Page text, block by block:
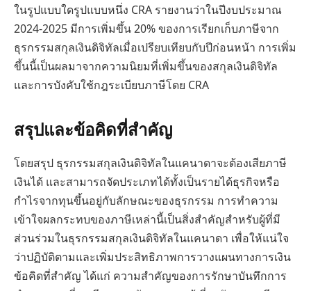
ในรูปแบบใดรูปแบบหนึ่ง CRA รายงานว่าในปีงบประมาณ
2024-2025 มีการเพิ่มขึ้น 20% ของการเรียกเก็บภาษีจาก
ธุรกรรมสกุลเงินดิจิทัลเมื่อเปรียบเทียบกับปีก่อนหน้า การเพิ่ม
ขึ้นนี้เป็นผลมาจากความนิยมที่เพิ่มขึ้นของสกุลเงินดิจิทัล
และการบังคับใช้กฎระเบียบภาษีโดย CRA
สรุปและข้อคิดที่สำคัญ
โดยสรุป ธุรกรรมสกุลเงินดิจิทัลในแคนาดาจะต้องเสียภาษี
เงินได้ และสามารถจัดประเภทได้ทั้งเป็นรายได้ธุรกิจหรือ
กำไรจากทุนขึ้นอยู่กับลักษณะของธุรกรรม การทำความ
เข้าใจผลกระทบของภาษีเหล่านี้เป็นสิ่งสำคัญสำหรับผู้ที่มี
ส่วนร่วมในธุรกรรมสกุลเงินดิจิทัลในแคนาดา เพื่อให้แน่ใจ
ว่าปฏิบัติตามและเพิ่มประสิทธิภาพการวางแผนทางการเงิน
ข้อคิดที่สำคัญ ได้แก่ ความสำคัญของการรักษาบันทึกการ